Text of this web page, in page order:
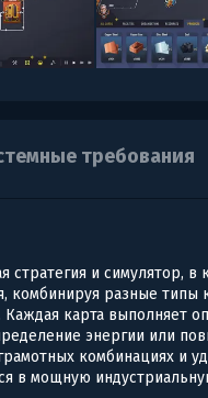
требования
стратегия и симулятор,
комбинируя разные типы
карта выполняет
энергии или
комбинациях и
в мощную